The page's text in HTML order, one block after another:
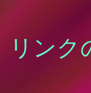
リンク